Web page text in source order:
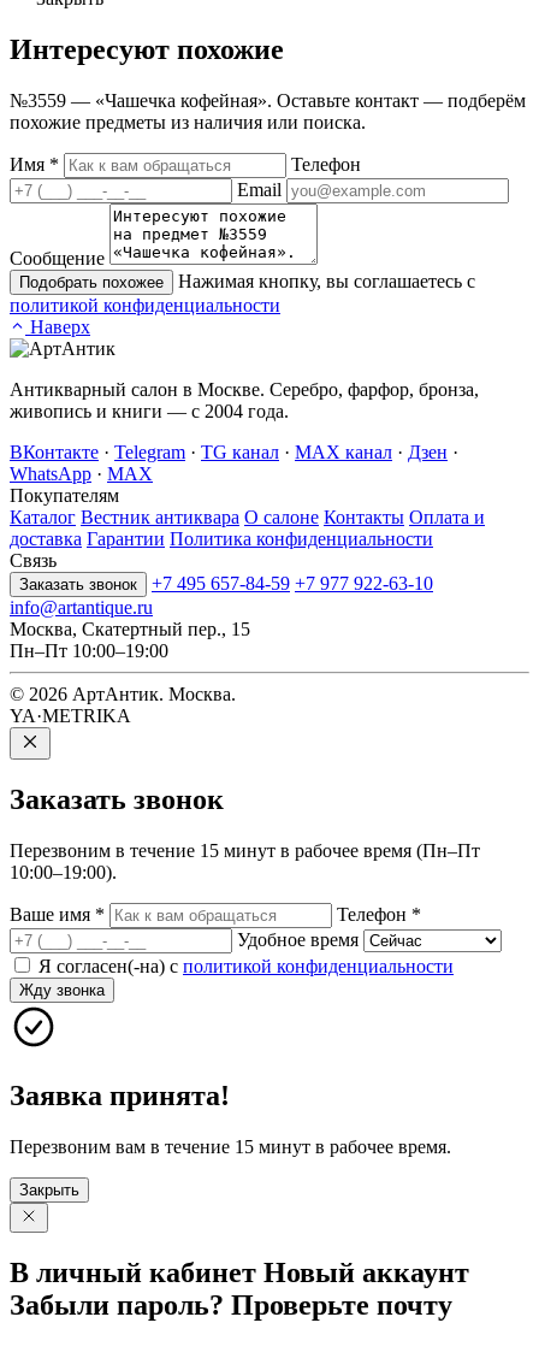
Интересуют похожие
№3559 — «Чашечка кофейная». Оставьте контакт — подберём
похожие предметы из наличия или поиска.
Имя *
Телефон
Email
Сообщение
Подобрать похожее
Нажимая кнопку, вы соглашаетесь с
политикой конфиденциальности
Наверх
Антикварный салон в Москве. Серебро, фарфор, бронза,
живопись и книги — с 2004 года.
ВКонтакте · Telegram · TG канал · MAX канал · Дзен ·
WhatsApp · MAX
Покупателям
Каталог Вестник антиквара О салоне Контакты Оплата и
доставка Гарантии Политика конфиденциальности
Связь
Заказать звонок +7 495 657-84-59 +7 977 922-63-10
info@artantique.ru
Москва, Скатертный пер., 15
Пн–Пт 10:00–19:00
© 2026 АртАнтик. Москва.
YA·METRIKA
Заказать звонок
Перезвоним в течение 15 минут в рабочее время (Пн–Пт
10:00–19:00).
Ваше имя * Телефон *
Удобное время
Я согласен(-на) с политикой конфиденциальности
Жду звонка
Заявка принята!
Перезвоним вам в течение 15 минут в рабочее время.
Закрыть
В личный кабинет Новый аккаунт
Забыли пароль? Проверьте почту